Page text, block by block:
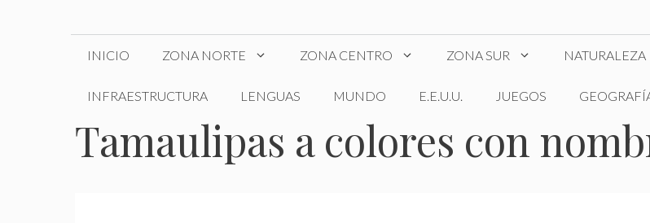
INICIO ZONA NORTE ZONA CENTRO ZONA SUR NATURALEZA
INFRAESTRUCTURA LENGUAS MUNDO E.E.U.U. JUEGOS
Tamaulipas a colores con